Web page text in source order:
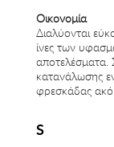
Οικονομία
Διαλύονται
ίνες των
κατανάλωσης
φρεσκάδας
S